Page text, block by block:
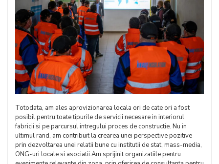
Totodata, am ales aprovizionarea locala ori de cate ori a fost
posibil pentru toate tipurile de servicii necesare in interiorul
fabricii si pe parcursul intregului proces de constructie. Nu in
ultimul rand, am contribuit la crearea unei perspective pozitive
prin dezvoltarea unei relatii bune cu institutii de stat, mass-media,
ONG-uri locale si asociatii.Am sprijinit organizatiile pentru